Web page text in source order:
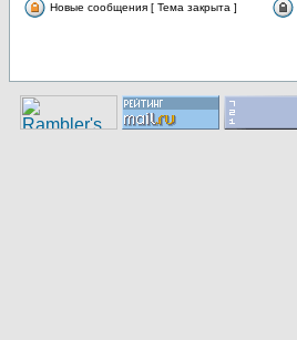
Новые сообщения [ Тема закрыта ]